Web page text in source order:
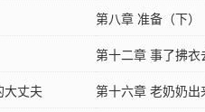
第八章 准备（下）
第十二章 事了拂
大丈夫
第十六章 老奶奶出